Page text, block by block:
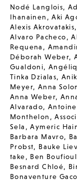
Nodé Langlois,
Ihanainen ,Aki
Alexis Akrovatakis
Alvaro Pacheco,
Requena ,
Déborah Weber,
Gualdoni,
Tinka Dzialas,
Meyer, Anna
Anna Weber,
Alvarado,Antoine
Monthelon ,
Sela ,Aymeric
Barbara Mavro,
Probst, Bauke
take, Ben
Besnard Chloé,
Bonaventure